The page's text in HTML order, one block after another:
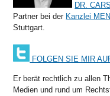
DR.
Partner bei der Kanzlei
Stuttgart.
FOLGEN SIE MIR
Er berät rechtlich zu allen
Medien und rund um